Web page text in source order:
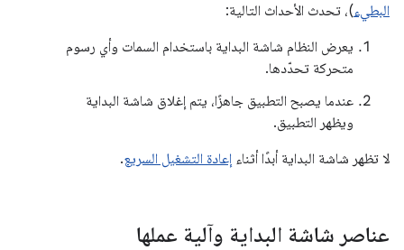
البطيء)، تحدث الأحداث التالية:
يعرض النظام شاشة البداية باستخدام السمات وأي رسوم
متحركة تحدّدها.
عندما يصبح التطبيق جاهزًا، يتم إغلاق شاشة البداية
ويظهر التطبيق.
لا تظهر شاشة البداية أبدًا أثناء إعادة التشغيل السريع.
عناصر شاشة البداية وآلية عملها